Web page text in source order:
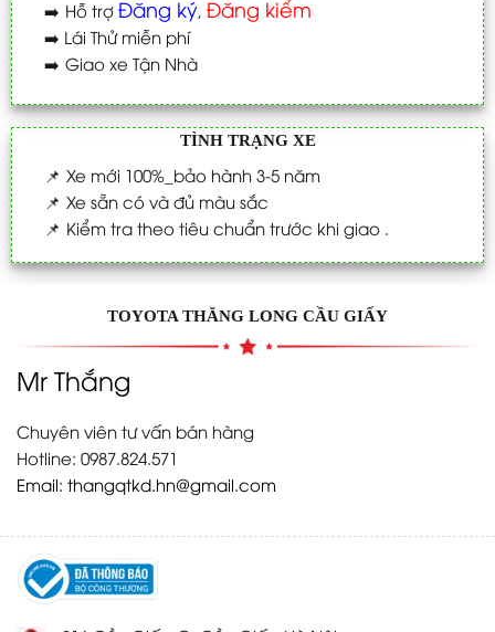
➡️ Hỗ trợ Đăng ký, Đăng kiểm
➡️ Lái Thử miễn phí
➡️ Giao xe Tận Nhà
TÌNH TRẠNG XE
📌 Xe mới 100%_bảo hành 3-5 năm
📌 Xe sẵn có và đủ màu sắc
📌 Kiểm tra theo tiêu chuẩn trước khi giao .
TOYOTA THĂNG LONG CẦU GIẤY
Mr Thắng
Chuyên viên tư vấn bán hàng
Hotline: 0987.824.571
Email: thangqtkd.hn@gmail.com